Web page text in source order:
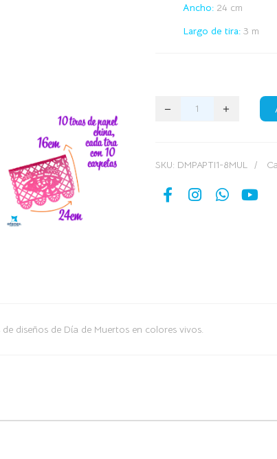
Ancho:24 cm
Largo de tira:3 m
SKU: DMPAPTI1-8MUL
diseños de Día de Muertos en colores vivos.